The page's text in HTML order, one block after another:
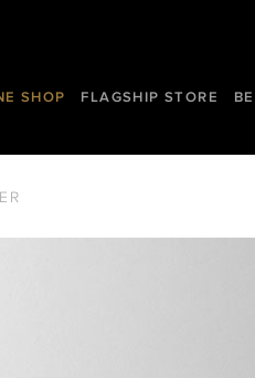
SHOP FLAGSHIP STORE